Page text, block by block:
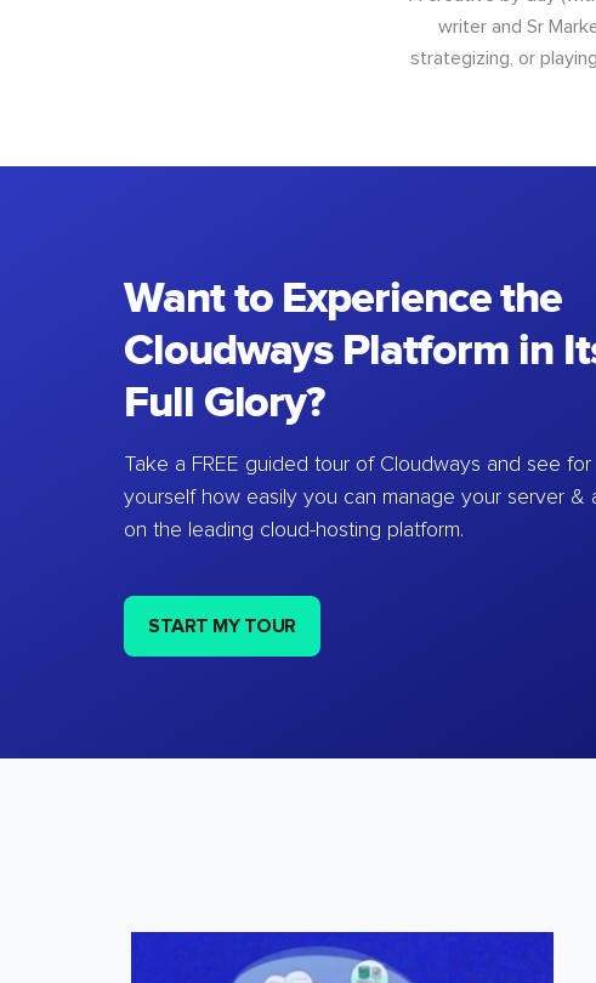
writer and Sr
strategizing, or
Want to Experience the
Cloudways Platform in
Full Glory?
Take a FREE guided tour of Cloudways and see for
yourself how easily you can manage your server &
on the leading cloud-hosting platform.
START MY TOUR